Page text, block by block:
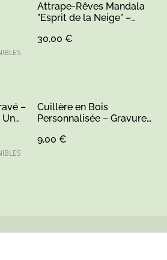
Attrape-Rêves Mandala
"Esprit de la Neige" –
Macramé & Bois, Style
30,00 €
–
Un
Cuillère en Bois
Personnalisée – Gravure
9,00 €